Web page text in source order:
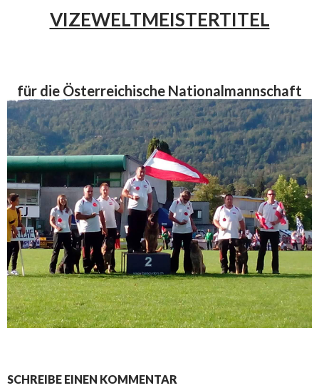
VIZEWELTMEISTERTITEL
für die Österreichische Nationalmannschaft
SCHREIBE EINEN KOMMENTAR